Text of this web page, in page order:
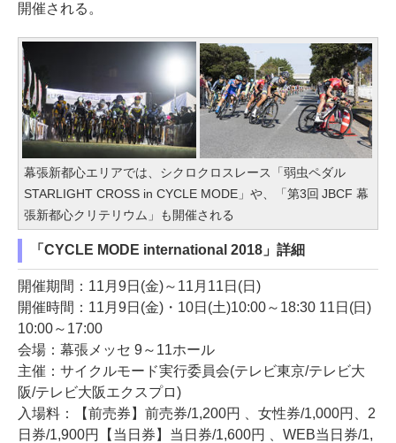
開催される。
幕張新都心エリアでは、シクロクロスレース「弱虫ペダル
STARLIGHT CROSS in CYCLE MODE」や、「第3回 JBCF 幕
張新都心クリテリウム」も開催される
「CYCLE MODE international 2018」詳細
開催期間：11月9日(金)～11月11日(日)
開催時間：11月9日(金)・10日(土)10:00～18:30 11日(日)
10:00～17:00
会場：幕張メッセ 9～11ホール
主催：サイクルモード実行委員会(テレビ東京/テレビ大
阪/テレビ大阪エクスプロ)
入場料：【前売券】前売券/1,200円 、女性券/1,000円、2
日券/1,900円【当日券】当日券/1,600円 、WEB当日券/1,